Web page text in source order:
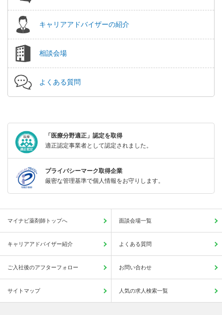
キャリアアドバイザーの紹介
相談会場
よくある質問
「医療分野適正」認定を取得
適正認定事業者として認定されました。
プライバシーマーク取得企業
厳密な管理基準で個人情報をお守りします。
マイナビ薬剤師トップへ 面談会場一覧
キャリアアドバイザー紹介 よくある質問
ご入社後のアフターフォロー お問い合わせ
サイトマップ 人気の求人検索一覧